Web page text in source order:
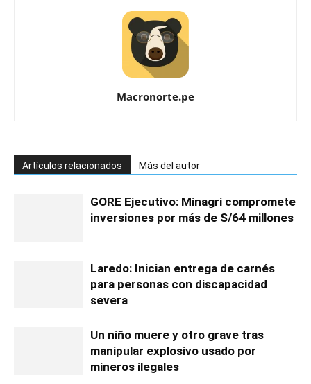
Macronorte.pe
Artículos relacionados Más del autor
GORE Ejecutivo: Minagri compromete
inversiones por más de S/64 millones
Laredo: Inician entrega de carnés
para personas con discapacidad
severa
Un niño muere y otro grave tras
manipular explosivo usado por
mineros ilegales